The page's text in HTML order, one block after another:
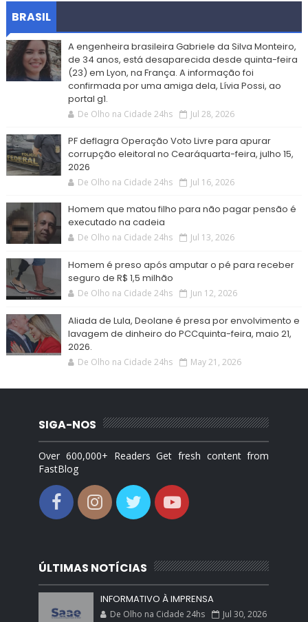
BRASIL
A engenheira brasileira Gabriele da Silva Monteiro,
de 34 anos, está desaparecida desde quinta-feira
(23) em Lyon, na França. A informação foi
confirmada por uma amiga dela, Lívia Possi, ao
portal g1.
De Olho na Cidade 24hs Jul 28, 2026
PF deflagra Operação Voto Livre para apurar
corrupção eleitoral no Cearáquarta-feira, julho 15,
2026
De Olho na Cidade 24hs Jul 16, 2026
Homem que matou filho para não pagar pensão é
executado na cadeia
De Olho na Cidade 24hs Jul 13, 2026
Homem é preso após amputar o pé para receber
seguro de R$ 1,5 milhão
De Olho na Cidade 24hs Jun 12, 2026
Aliada de Lula, Deolane é presa por envolvimento e
lavagem de dinheiro do PCCquinta-feira, maio 21,
2026.
De Olho na Cidade 24hs May 21, 2026
SIGA-NOS
Over 600,000+ Readers Get fresh content from
FastBlog
ÚLTIMAS NOTÍCIAS
INFORMATIVO À IMPRENSA
De Olho na Cidade 24hs Jul 30, 2026